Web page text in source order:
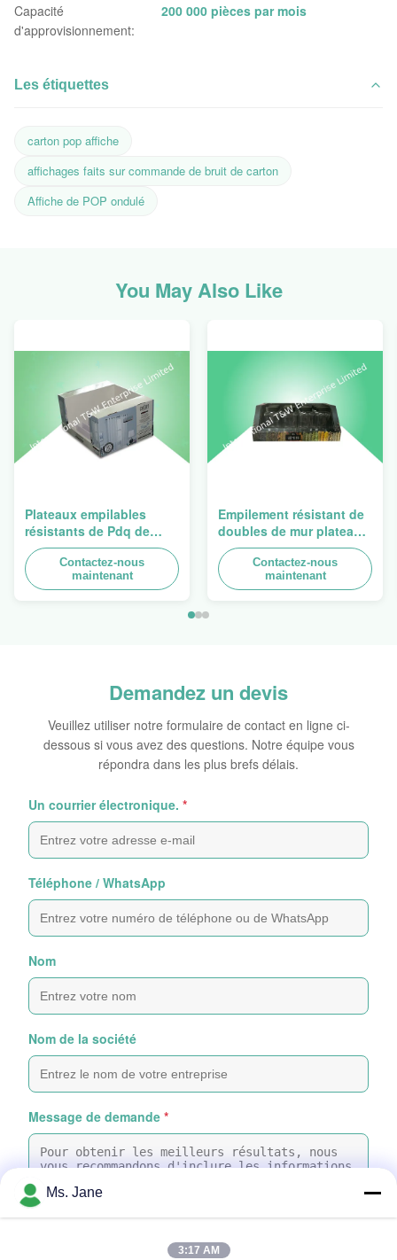
Capacité
d'approvisionnement:
200 000 pièces par mois
Les étiquettes
carton pop affiche
affichages faits sur commande de bruit de carton
Affiche de POP ondulé
You May Also Like
Plateaux empilables
résistants de Pdq de
conception de Costco à
vendre le rideau, charge
100kgs
Contactez-nous
maintenant
Empilement résistant de
doubles de mur plateaux
du carton PDQ pour
favoriser des
épices/nourritures
Contactez-nous
maintenant
Demandez un devis
Veuillez utiliser notre formulaire de contact en ligne ci-
dessous si vous avez des questions. Notre équipe vous
répondra dans les plus brefs délais.
Un courrier électronique. *
Téléphone / WhatsApp
Nom
Nom de la société
Message de demande *
Ms. Jane
3:17 AM